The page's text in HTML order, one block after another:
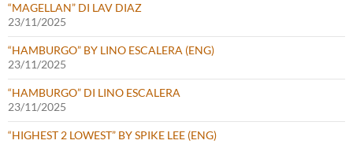
“MAGELLAN” DI LAV DIAZ
23/11/2025
“HAMBURGO” BY LINO ESCALERA (ENG)
23/11/2025
“HAMBURGO” DI LINO ESCALERA
23/11/2025
“HIGHEST 2 LOWEST” BY SPIKE LEE (ENG)